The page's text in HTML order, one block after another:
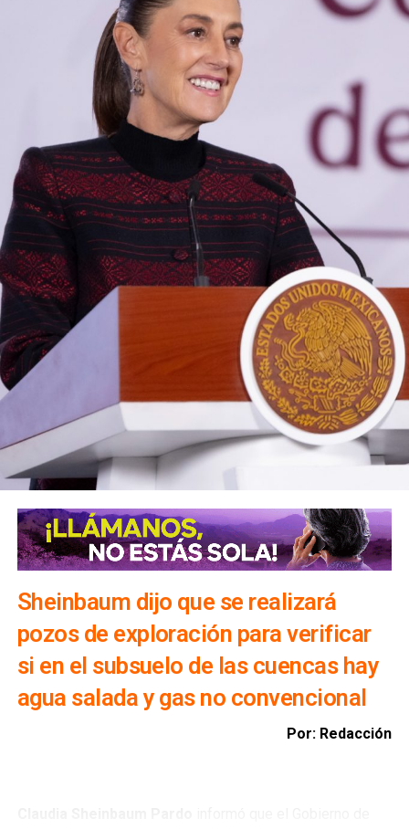
El despliegue territorial ocurre en un contexto de parálisis
comercial para este sector. La movilización se ejecuta
luego de queel gobierno de Estados Unidos frenara
las operaciones de su personal de inspección,
suspendiera la importación del producto y emitiera
una alerta de seguridad para restringir los viajes a la
entidad
tras los bloqueos carreteros y la violencia
registrada en días recientes.
También lee:
El Realito: la presa con huellas de Televisa y
Slim
Sheinbaum dijo que se realizará
pozos de exploración para verificar
si en el subsuelo de las cuencas hay
agua salada y gas no convencional
Por: Redacción